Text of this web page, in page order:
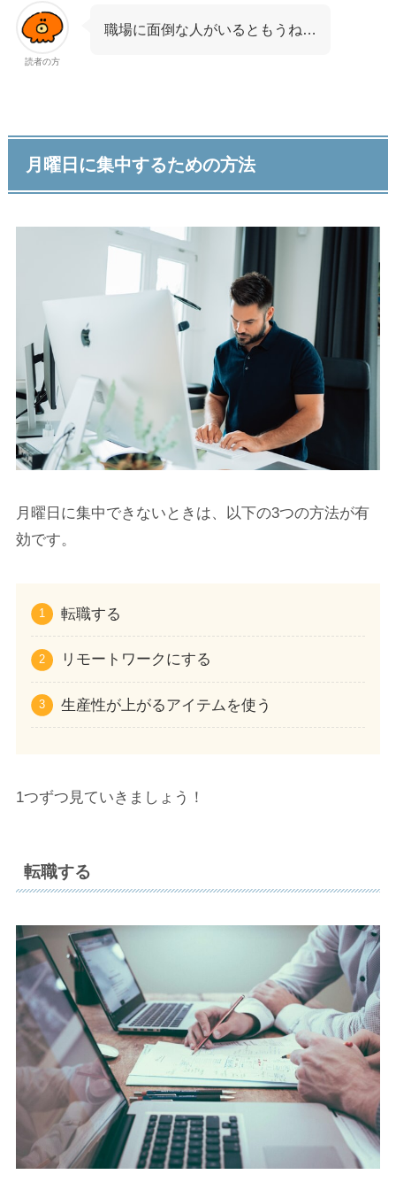
読者の方
職場に面倒な人がいるともうね…
月曜日に集中するための方法
月曜日に集中できないときは、以下の3つの方法が有
効です。
転職する
リモートワークにする
生産性が上がるアイテムを使う
1つずつ見ていきましょう！
転職する